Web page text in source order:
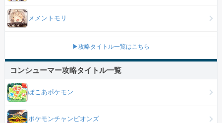
メメントモリ
▶攻略タイトル一覧はこちら
コンシューマー攻略タイトル一覧
ぽこあポケモン
ポケモンチャンピオンズ